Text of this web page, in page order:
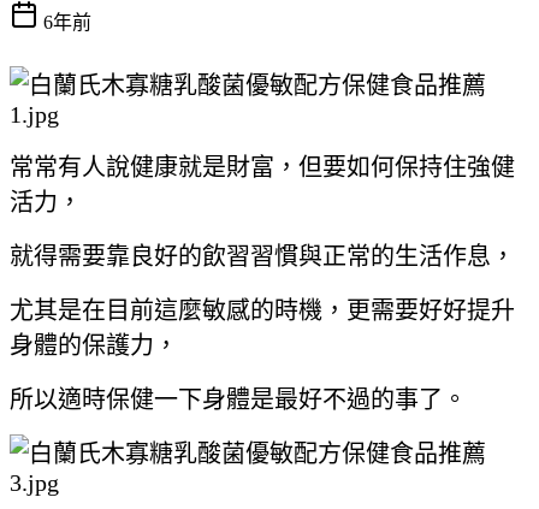
6年前
常常有人說健康就是財富，但要如何保持住強健
活力，
就得需要靠良好的飲習習慣與正常的生活作息，
尤其是在目前這麼敏感的時機， 更需要好好提升
身體的保護力，
所以適時保健一下身體是最好不過的事了。